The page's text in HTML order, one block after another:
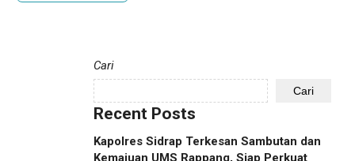
Cari
Cari
Recent Posts
Kapolres Sidrap Terkesan Sambutan dan
Kemajuan UMS Rappang, Siap Perkuat